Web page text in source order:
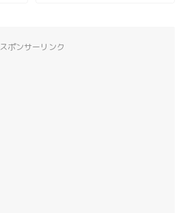
スポンサーリンク